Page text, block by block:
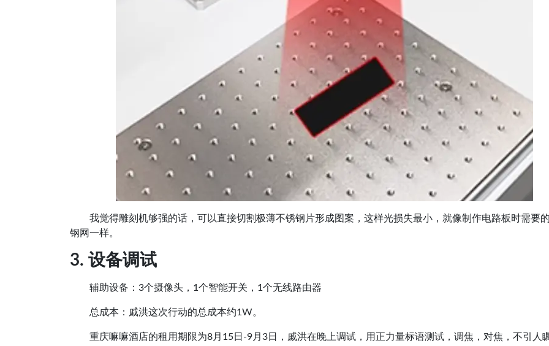
我觉得雕刻机够强的话，可以直接切割极薄不锈钢片形成图案，这样光损失最小，就像制作电路板时需要
钢网一样。
3. 设备调试
辅助设备：3个摄像头，1个智能开关，1个无线路由器
总成本：戚洪这次行动的总成本约1W。
重庆嘛嘛酒店的租用期限为8月15日-9月3日，戚洪在晚上调试，用正力量标语测试，调焦，对焦，不引人